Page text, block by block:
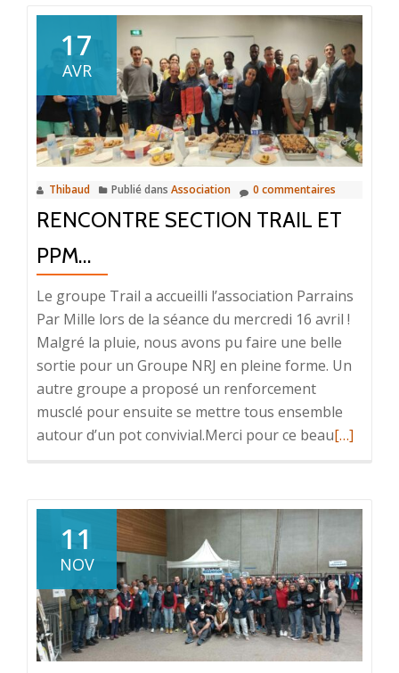
17
AVR
Thibaud Publié dans Association 0 commentaires
RENCONTRE SECTION TRAIL ET
PPM…
Le groupe Trail a accueilli l’association Parrains
Par Mille lors de la séance du mercredi 16 avril !
Malgré la pluie, nous avons pu faire une belle
sortie pour un Groupe NRJ en pleine forme. Un
autre groupe a proposé un renforcement
musclé pour ensuite se mettre tous ensemble
autour d’un pot convivial.Merci pour ce beauEn
Trail
et
PPM…
[…]
11
NOV